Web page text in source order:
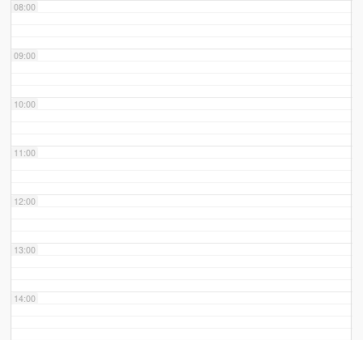
08:00
09:00
10:00
11:00
12:00
13:00
14:00